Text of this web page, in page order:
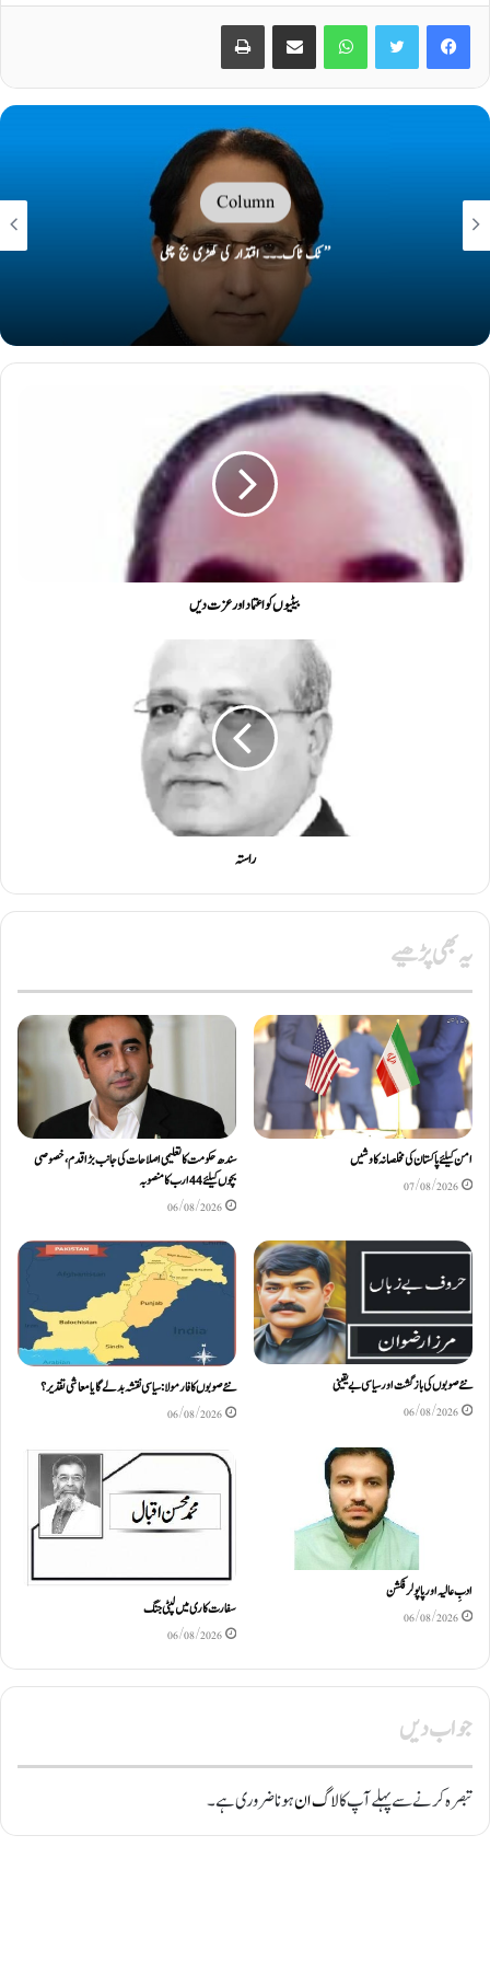
Facebook
Twitter
WhatsApp
Share via Email
Print
Column
معاشی بدحالی کی وجہ محض بدعنوانی؟
بیٹیوں کو اعتماد اور عزت دیں
راستہ
یہ بھی پڑھیے
امن کیلئے پاکستان کی مخلصانہ کاوشیں
07/08/2026
سندھ حکومت کا تعلیمی اصلاحات کی جانب بڑا قدم، خصوصی
بچوں کیلئے44 ارب کا منصوبہ
06/08/2026
نئے صوبوں کی بازگشت اور سیاسی بے یقینی
06/08/2026
نئے صوبوں کا فارمولا: سیاسی نقشہ بدلے گا یا معاشی تقدیر؟
06/08/2026
ادبِ عالیہ اور پاپولر فکشن
06/08/2026 سفارت کاری میں لپٹی جنگ
06/08/2026
جواب دیں
تبصرہ کرنے سے پہلے آپ کالاگ انہونا ضروری ہے۔